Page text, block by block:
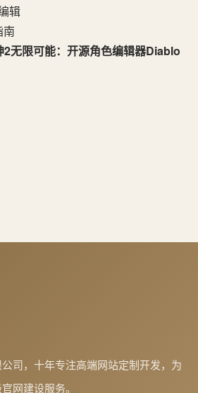
无限可能：开源角色编辑器Diablo
司，十年专注高端网站定制开发，为
网建设服务。